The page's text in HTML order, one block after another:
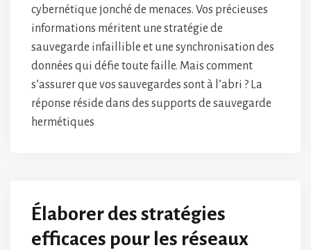
cybernétique jonché de menaces. Vos précieuses
informations méritent une stratégie de
sauvegarde infaillible et une synchronisation des
données qui défie toute faille. Mais comment
s’assurer que vos sauvegardes sont à l’abri ? La
réponse réside dans des supports de sauvegarde
hermétiques
Élaborer des stratégies
efficaces pour les réseaux